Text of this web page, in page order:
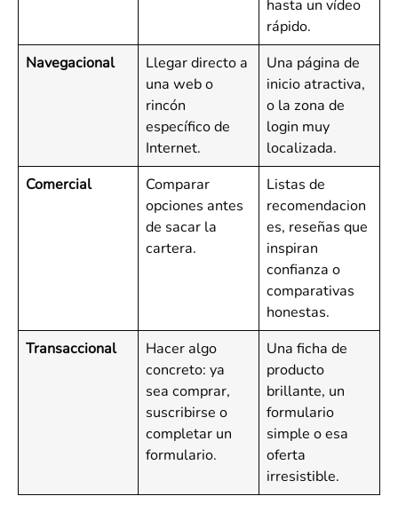
hasta un vídeo
rápido.
Navegacional
Llegar directo a
una web o
rincón
específico de
Internet.
Una página de
inicio atractiva,
o la zona de
login muy
localizada.
Comercial
Comparar
opciones antes
de sacar la
cartera.
Listas de
recomendacion
es, reseñas que
inspiran
confianza o
comparativas
honestas.
Transaccional
Hacer algo
concreto: ya
sea comprar,
suscribirse o
completar un
formulario.
Una ficha de
producto
brillante, un
formulario
simple o esa
oferta
irresistible.